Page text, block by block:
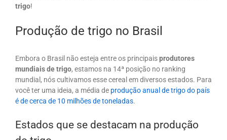
trigo!
Produção de trigo no Brasil
Embora o Brasil não esteja entre os principaisprodutores
mundiais de trigo, estamos na 14ª posição no ranking
mundial, nós cultivamos esse cereal em diversos estados. Para
você ter uma ideia, a média de produção anual de trigo do país
é de cerca de 10 milhões de toneladas.
Estados que se destacam na produção